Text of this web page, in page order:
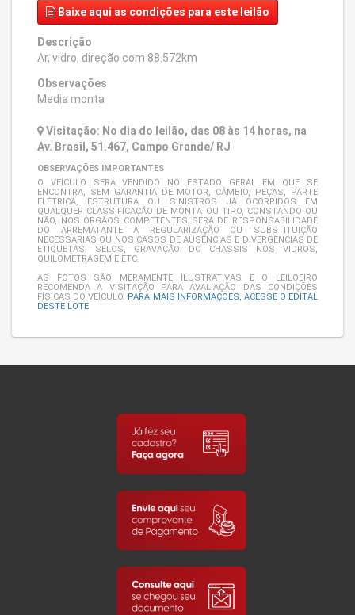
Baixe aqui as condições para este leilão
Descrição
Ar, vidro, direção com 88.572km
Observações
Media monta
Visitação: No dia do leilão, das 08 às 14 horas, na
Av. Brasil, 51.467, Campo Grande/ RJ
OBSERVAÇÕES IMPORTANTES
O VEÍCULO SERÁ VENDIDO NO ESTADO GERAL EM QUE SE
ENCONTRA, SEM GARANTIA DE MOTOR, CÂMBIO, PEÇAS, PARTE
ELÉTRICA, ESTRUTURA OU SINISTROS JÁ OCORRIDOS EM
QUALQUER CLASSIFICAÇÃO DE MONTA OU TIPO, CONSTANDO OU
NÃO, NOS ÓRGÃOS COMPETENTES SERÁ DE RESPONSABILIDADE
DO ARREMATANTE A REGULARIZAÇÃO OU SUBSTITUIÇÃO
NECESSÁRIAS OU NOS CASOS DE AUSÊNCIAS E DIVERGÊNCIAS DE
ETIQUETAS, SELOS, GRAVAÇÃO DO CHASSIS NOS VIDROS,
QUILOMETRAGEM E ETC.
AS FOTOS SÃO MERAMENTE ILUSTRATIVAS E O LEILOEIRO
RECOMENDA A VISITAÇÃO PARA AVALIAÇÃO DAS CONDIÇÕES
FÍSICAS DO VEÍCULO. PARA MAIS INFORMAÇÕES, ACESSE O EDITAL
DESTE LOTE